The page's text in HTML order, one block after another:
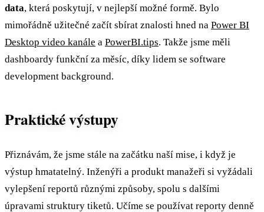
data, která poskytují, v nejlepší možné formě. Bylo
mimořádně užitečné začít sbírat znalosti hned na Power BI
Desktop video kanále a PowerBI.tips. Takže jsme měli
dashboardy funkční za měsíc, díky lidem se software
development background.
Praktické výstupy
Přiznávám, že jsme stále na začátku naší mise, i když je
výstup hmatatelný. Inženýři a produkt manažeři si vyžádali
vylepšení reportů různými způsoby, spolu s dalšími
úpravami struktury tiketů. Učíme se používat reporty denně